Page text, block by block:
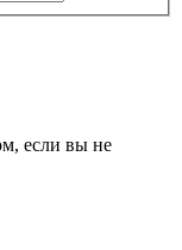
если вы не